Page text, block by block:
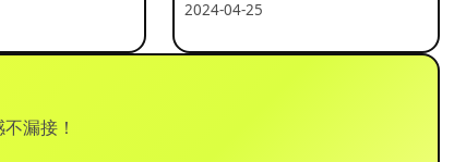
2024-04-25
漏接！